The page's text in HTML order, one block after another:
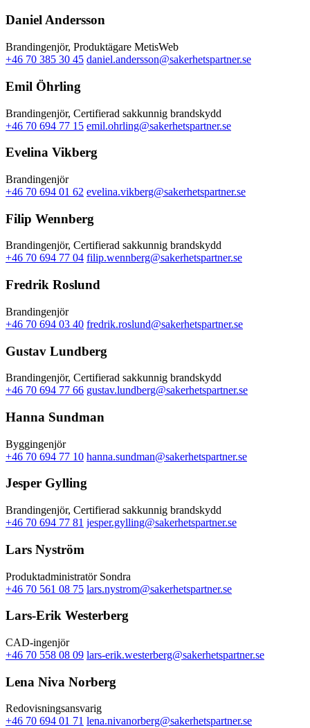
Daniel Andersson
Brandingenjör, Produktägare MetisWeb
+46 70 385 30 45 daniel.andersson@sakerhetspartner.se
Emil Öhrling
Brandingenjör, Certifierad sakkunnig brandskydd
+46 70 694 77 15 emil.ohrling@sakerhetspartner.se
Evelina Vikberg
Brandingenjör
+46 70 694 01 62 evelina.vikberg@sakerhetspartner.se
Filip Wennberg
Brandingenjör, Certifierad sakkunnig brandskydd
+46 70 694 77 04 filip.wennberg@sakerhetspartner.se
Fredrik Roslund
Brandingenjör
+46 70 694 03 40 fredrik.roslund@sakerhetspartner.se
Gustav Lundberg
Brandingenjör, Certifierad sakkunnig brandskydd
+46 70 694 77 66 gustav.lundberg@sakerhetspartner.se
Hanna Sundman
Byggingenjör
+46 70 694 77 10 hanna.sundman@sakerhetspartner.se
Jesper Gylling
Brandingenjör, Certifierad sakkunnig brandskydd
+46 70 694 77 81 jesper.gylling@sakerhetspartner.se
Lars Nyström
Produktadministratör Sondra
+46 70 561 08 75 lars.nystrom@sakerhetspartner.se
Lars-Erik Westerberg
CAD-ingenjör
+46 70 558 08 09 lars-erik.westerberg@sakerhetspartner.se
Lena Niva Norberg
Redovisningsansvarig
+46 70 694 01 71 lena.nivanorberg@sakerhetspartner.se